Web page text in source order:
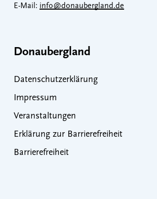
E-Mail: info@donaubergland.de
Donaubergland
Datenschutzerklärung
Impressum
Veranstaltungen
Erklärung zur Barrierefreiheit
Barrierefreiheit